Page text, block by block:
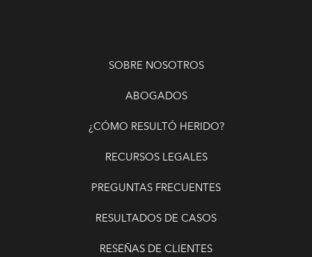
SOBRE NOSOTROS
ABOGADOS
¿CÓMO RESULTÓ HERIDO?
RECURSOS LEGALES
PREGUNTAS FRECUENTES
RESULTADOS DE CASOS
RESEÑAS DE CLIENTES